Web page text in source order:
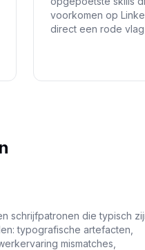
voorkomen op
direct een rode
schrijfpatronen die typisch
typografische artefacten,
mismatches,